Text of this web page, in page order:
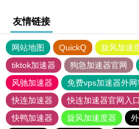
友情链接
网站地图 QuickQ 旋风加速
tiktok加速器
狗急加速器官网
风驰加速器
免费vps加速器外网
快连加速器
快连加速器官网入口
快鸭加速器
旋风加速度器